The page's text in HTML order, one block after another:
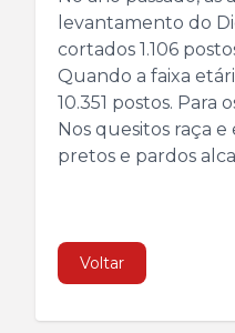
levantamento do
cortados 1.106
Quando a faixa
10.351 postos.
Nos quesitos raça
pretos e pardos
Voltar